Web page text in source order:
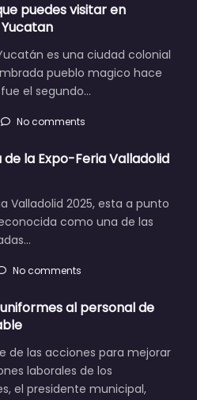
puedes visitar en
es una ciudad colonial
pueblo magico hace
el segundo…
No comments
la Expo-Feria Valladolid
Valladolid 2025, esta a punto
como una de las
No comments
al personal de
de las acciones para mejorar
laborales de los
el presidente municipal,